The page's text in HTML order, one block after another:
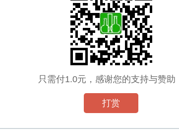
只需付1.0元，感谢您的支持与赞助
打赏